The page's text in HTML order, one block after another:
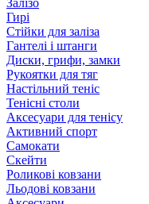
Залізо
Гирі
Стійки для заліза
Гантелі і штанги
Диски, грифи, замки
Рукоятки для тяг
Настільний теніс
Тенісні столи
Аксесуари для тенісу
Активний спорт
Самокати
Скейти
Роликові ковзани
Льодові ковзани